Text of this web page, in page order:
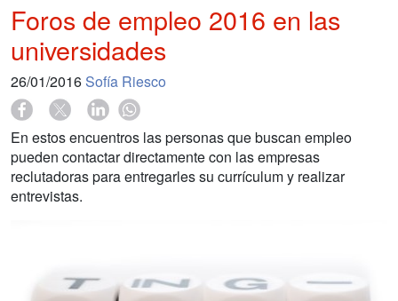
Foros de empleo 2016 en las
universidades
26/01/2016 Sofía Riesco
En estos encuentros las personas que buscan empleo
pueden contactar directamente con las empresas
reclutadoras para entregarles su currículum y realizar
entrevistas.